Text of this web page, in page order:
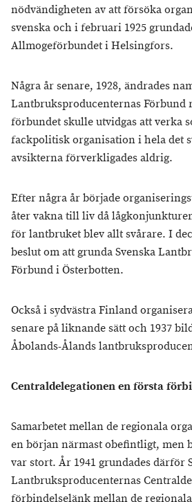
nödvändigheten av att försöka
svenska och i februari 1925
Allmogeförbundet i Helsingfors.
Några år senare, 1928, ändrades
Lantbruksproducenternas Förbund
förbundet skulle utvidgas att verka
fackpolitisk organisation i hela det
avsikterna förverkligades aldrig.
Efter några år började
åter vakna till liv då
för lantbruket blev allt svårare. I
beslut om att grunda Svenska
Förbund i Österbotten.
Också i sydvästra Finland
senare på liknande sätt och 1937
Åbolands-Ålands
Centraldelegationen en första
Samarbetet mellan de regionala
en början närmast obefintligt, men
var stort. År 1941 grundades därför
Lantbruksproducenternas
förbindelselänk mellan de